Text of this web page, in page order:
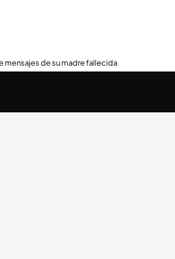
mensajes de su madre fallecida